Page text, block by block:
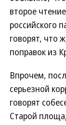
второе
российского
говорят, что
поправок из
Впрочем,
серьезной
говорят
Старой